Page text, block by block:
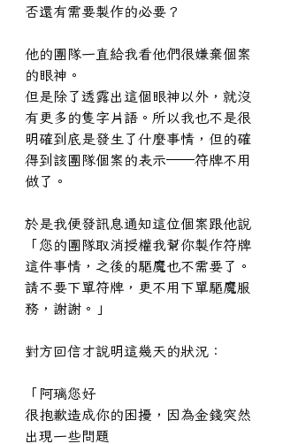
否還有需要製作的必要？
他的團隊一直給我看他們很嫌棄個案
的眼神。
但是除了透露出這個眼神以外，就沒
有更多的隻字片語。所以我也不是很
明確到底是發生了什麼事情，但的確
得到該團隊個案的表示──符牌不用
做了。
於是我便發訊息通知這位個案跟他說
「您的團隊取消授權我幫你製作符牌
這件事情，之後的驅魔也不需要了。
請不要下單符牌，更不用下單驅魔服
務，謝謝。」
對方回信才說明這幾天的狀況：
「阿璃您好
很抱歉造成你的困擾，因為金錢突然
出現一些問題